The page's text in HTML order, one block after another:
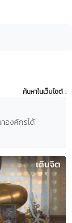
ค้นหาในเว็บไซต์ :
องค์กรได้